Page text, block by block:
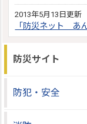
2013年5月13日更新
「防災ネット あ
防災サイト
防犯・安全